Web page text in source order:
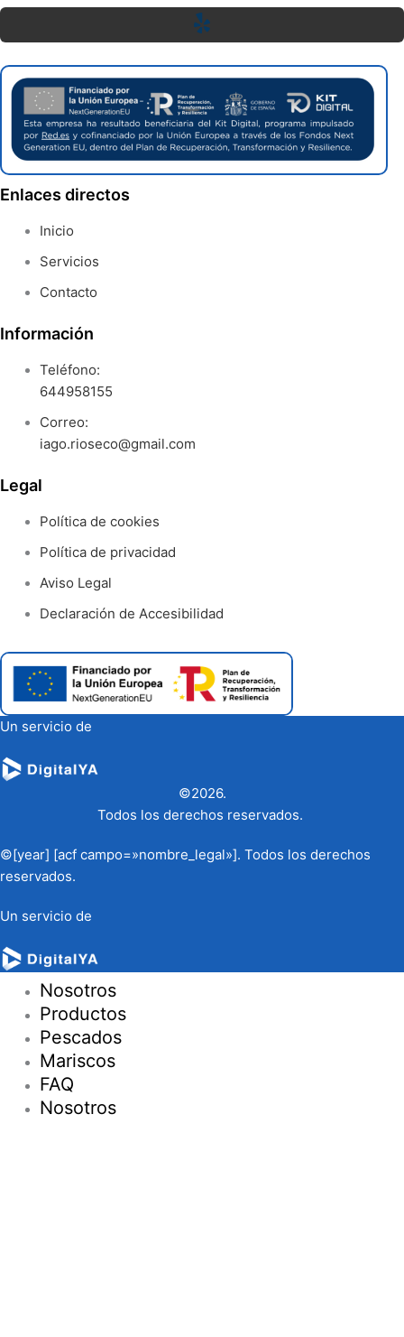
Enlaces directos
Inicio
Servicios
Contacto
Información
Teléfono:
644958155
Correo:
iago.rioseco@gmail.com
Legal
Política de cookies
Política de privacidad
Aviso Legal
Declaración de Accesibilidad
Un servicio de
©2026.
Todos los derechos reservados.
©[year] [acf campo=»nombre_legal»]. Todos los derechos
reservados.
Un servicio de
Nosotros
Productos
Pescados
Mariscos
FAQ
Nosotros